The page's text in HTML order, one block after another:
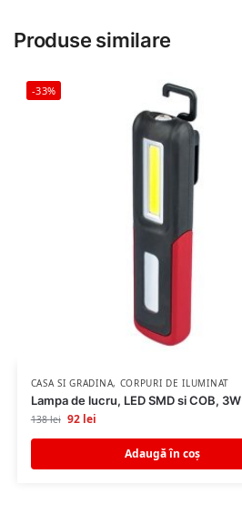
Produse similare
-33%
CASA SI GRADINA, CORPURI DE ILUMINAT
Lampa de lucru, LED SMD si COB, 3W
138lei 92 lei
Adaugă în coș